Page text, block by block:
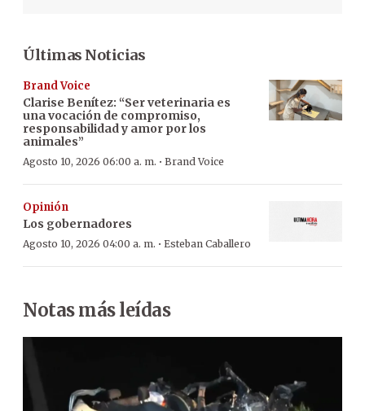
Últimas Noticias
Brand Voice
Clarise Benítez: “Ser veterinaria es
una vocación de compromiso,
responsabilidad y amor por los
animales”
Agosto 10, 2026 06:00 a. m. · Brand Voice
Opinión
Los gobernadores
Agosto 10, 2026 04:00 a. m. · Esteban Caballero
Notas más leídas